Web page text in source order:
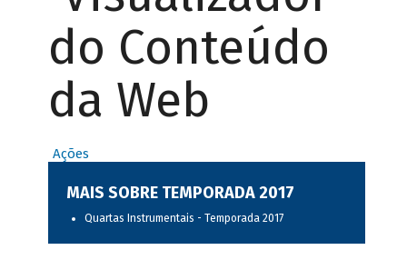
do Conteúdo
da Web
Ações
MAIS SOBRE TEMPORADA 2017
Quartas Instrumentais - Temporada 2017